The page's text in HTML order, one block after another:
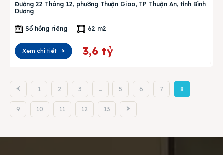
Đường 22 Tháng 12, phường Thuận Giao, TP Thuận An, tỉnh Bình
Dương
Sổ hồng riêng 62 m2
Xem chi tiết 3,6 tỷ
1 2 3 … 5 6 7 8
9 10 11 12 13